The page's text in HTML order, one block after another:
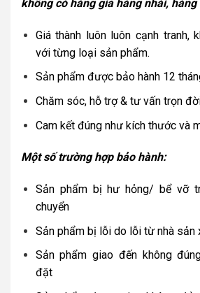
không có hàng giả hàng nhái,
Giá thành luôn luôn cạnh tranh,
với từng loại sản phẩm.
Sản phẩm được bảo hành 12
Chăm sóc, hỗ trợ & tư vấn trọn
Cam kết đúng như kích thước và
Một số trường hợp bảo hành:
Sản phẩm bị hư hỏng/ bể vỡ
chuyển
Sản phẩm bị lỗi do lỗi từ nhà sản
Sản phẩm giao đến không
đặt